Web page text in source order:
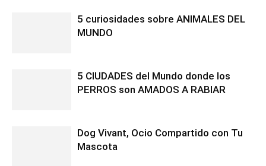
5 curiosidades sobre ANIMALES DEL
MUNDO
5 CIUDADES del Mundo donde los
PERROS son AMADOS A RABIAR
Dog Vivant, Ocio Compartido con Tu
Mascota